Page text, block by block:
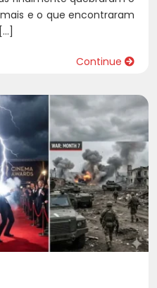
e o que encontraram
Continue